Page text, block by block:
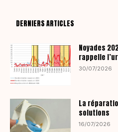
DERNIERS ARTICLES
Noyades
rappelle
30/07/2026
La
solutions
16/07/2026